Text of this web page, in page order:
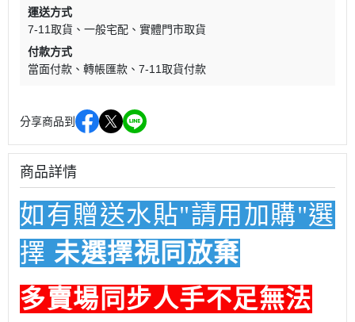
運送方式
7-11取貨
一般宅配
實體門市取貨
付款方式
當面付款
轉帳匯款 7-11取貨付款
分享商品到
商品詳情
如有贈送水貼"請用加購"選
擇 未選擇視同放棄
多賣場同步人手不足無法